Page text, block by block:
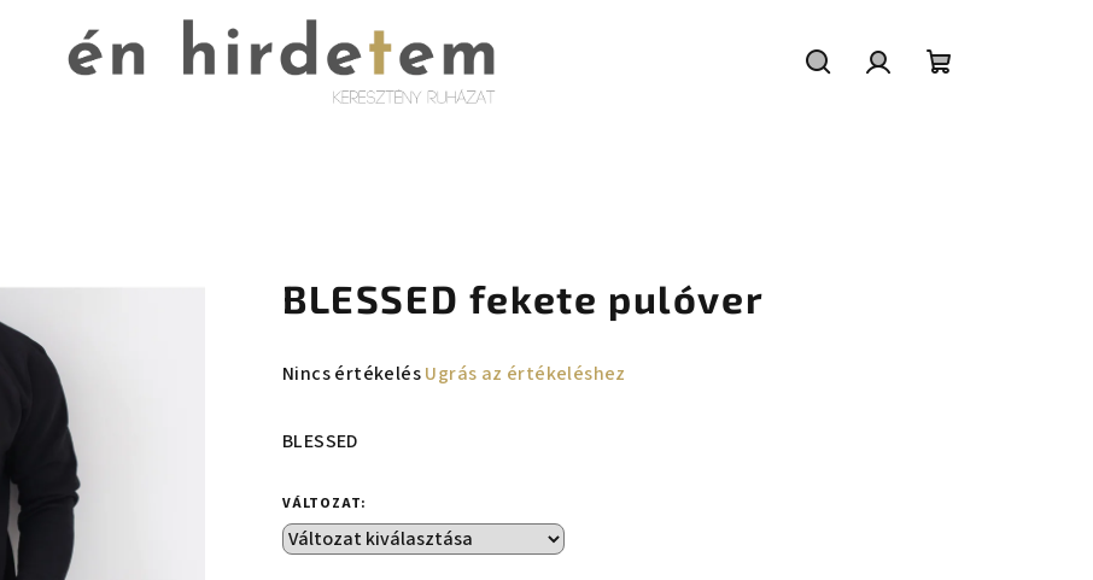
BLESSED fekete pulóver
A
átlagos
ből
0,0
Nincs értékelésUgrás az értékeléshez
BLESSED
VÁLTOZAT: